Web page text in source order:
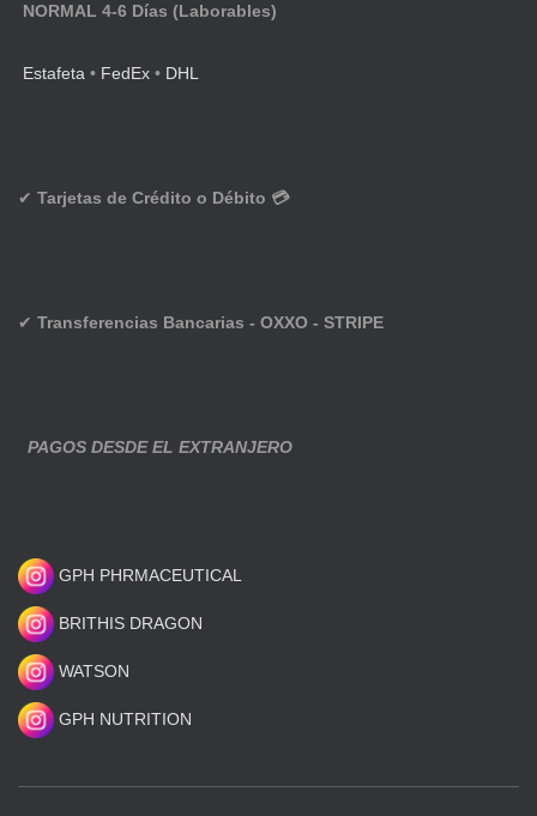
NORMAL 4-6 Días (Laborables)
Estafeta • FedEx • DHL
✔ Tarjetas de Crédito o Débito 💳
✔ Transferencias Bancarias - OXXO - STRIPE
PAGOS DESDE EL EXTRANJERO
GPH PHRMACEUTICAL
BRITHIS DRAGON
WATSON
GPH NUTRITION